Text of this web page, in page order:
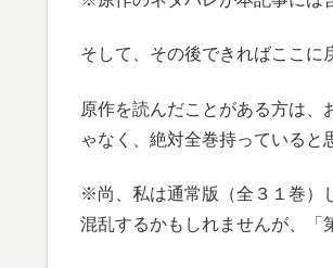
そして、その後できればここに
原作を読んだことがある方は、
ゃなく、絶対全巻持っていると
※尚、私は通常版（全３１巻）
混乱するかもしれませんが、「